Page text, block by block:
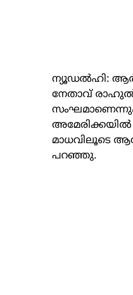
ന്യൂഡല്‍ഹി:
നേതാവ്
അമേരിക്കയില്‍
മാധവിലൂടെ
പറഞ്ഞു.